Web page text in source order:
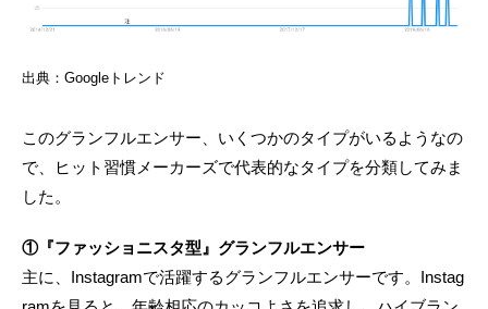
出典：Googleトレンド
このグランフルエンサー、いくつかのタイプがいるようなの
で、ヒット習慣メーカーズで代表的なタイプを分類してみま
した。
①『ファッショニスタ型』グランフルエンサー
主に、Instagramで活躍するグランフルエンサーです。Instag